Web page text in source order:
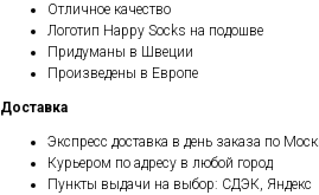
Отличное качество
Логотип Happy Socks на подошве
Придуманы в Швеции
Произведены в Европе
Доставка
Экспресс доставка в день заказа по
Курьером по адресу в любой город
Пункты выдачи на выбор: СДЭК, Яндекс